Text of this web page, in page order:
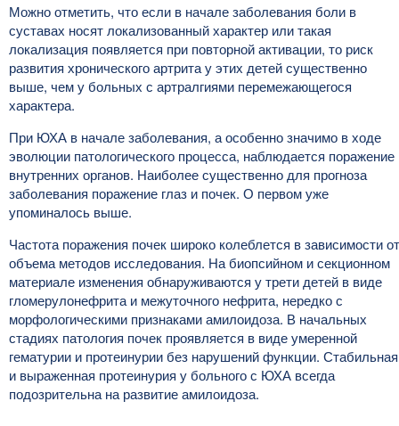
Можно отметить, что если в начале заболевания боли в
суставах носят локализованный характер или такая
локализация появляется при повторной активации, то риск
развития хронического артрита у этих детей существенно
выше, чем у больных с артралгиями перемежающегося
характера.
При ЮХА в начале заболевания, а особенно значимо в ходе
эволюции патологического процесса, наблюдается поражение
внутренних органов. Наиболее существенно для прогноза
заболевания поражение глаз и почек. О первом уже
упоминалось выше.
Частота поражения почек широко колеблется в зависимости от
объема методов исследования. На биопсийном и секционном
материале изменения обнаруживаются у трети детей в виде
гломерулонефрита и межуточного нефрита, нередко с
морфологическими признаками амилоидоза. В начальных
стадиях патология почек проявляется в виде умеренной
гематурии и протеинурии без нарушений функции. Стабильная
и выраженная протеинурия у больного с ЮХА всегда
подозрительна на развитие амилоидоза.